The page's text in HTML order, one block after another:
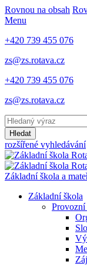
Rovnou na obsah
Menu
+420 739 455 076
zs@zs.rotava.cz
+420 739 455 076
zs@zs.rotava.cz
Hledat
rozšířené vyhledávání
Základní škola a
Základní škola